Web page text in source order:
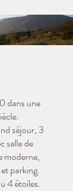
dans une
séjour, 3
salle de
moderne,
parking.
4 étoiles.